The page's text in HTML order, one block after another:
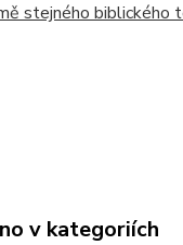
stejného
v kategoriích